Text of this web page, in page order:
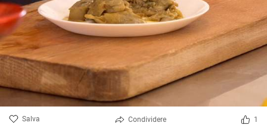
Salva Condividere 1